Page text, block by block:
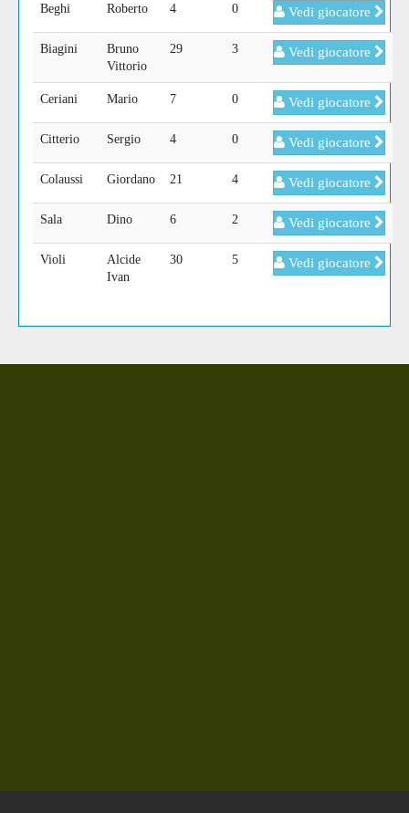
Beghi Roberto 4 0 Vedi giocatore
Biagini
Bruno
Vittorio
29 3 Vedi giocatore
Ceriani Mario 7 0 Vedi giocatore
Citterio Sergio 4 0 Vedi giocatore
Colaussi Giordano 21 4 Vedi giocatore
Sala Dino 6 2 Vedi giocatore
Violi
Alcide
Ivan
30 5 Vedi giocatore